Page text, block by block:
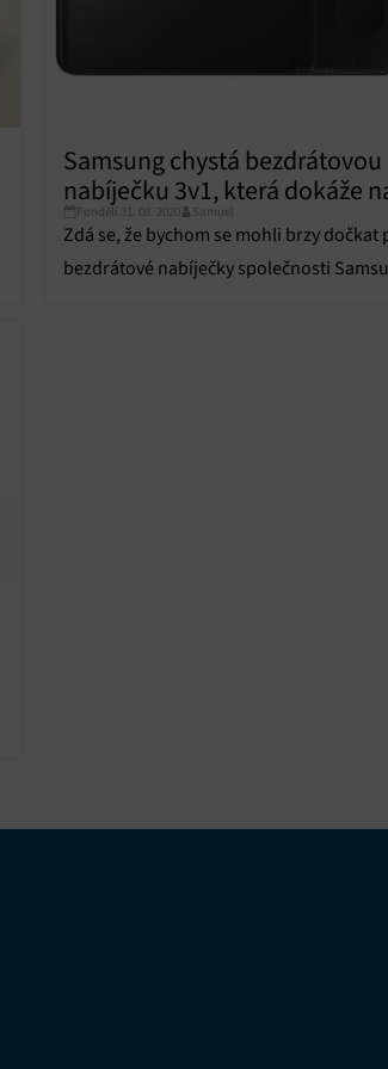
Samsung chystá bezdrátovou
nabíječku 3v1, která dokáže
zařízení najednou
Pondělí 31. 08. 2020 Samuel
Zdá se, že bychom se mohli brzy dočkat
bezdrátové nabíječky společnosti